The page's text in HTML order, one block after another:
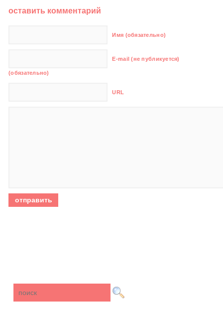
оставить комментарий
Имя (обязательно)
E-mail (не публикуется)
(обязательно)
URL